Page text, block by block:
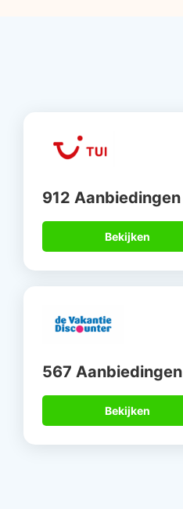
912 Aanbiedingen
Bekijken
567 Aanbiedingen
Bekijken